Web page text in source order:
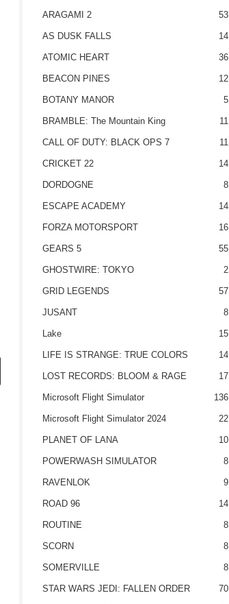
ARAGAMI 2 53
AS DUSK FALLS 14
ATOMIC HEART 36
BEACON PINES 12
BOTANY MANOR 5
BRAMBLE: The Mountain King 11
CALL OF DUTY: BLACK OPS 7 11
CRICKET 22 14
DORDOGNE 8
ESCAPE ACADEMY 14
FORZA MOTORSPORT 16
GEARS 5 55
GHOSTWIRE: TOKYO 2
GRID LEGENDS 57
JUSANT 8
Lake 15
LIFE IS STRANGE: TRUE COLORS 14
LOST RECORDS: BLOOM & RAGE 17
Microsoft Flight Simulator 136
Microsoft Flight Simulator 2024 22
PLANET OF LANA 10
POWERWASH SIMULATOR 8
RAVENLOK 9
ROAD 96 14
ROUTINE 8
SCORN 8
SOMERVILLE 8
STAR WARS JEDI: FALLEN ORDER 70